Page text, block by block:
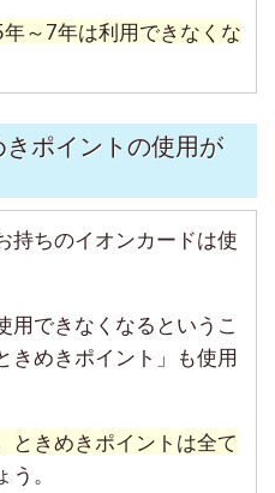
～7年は利用できなくな
ポイントの使用が
持ちのイオンカードは使
用できなくなるというこ
きめきポイント」も使用
ときめきポイントは全て
う。